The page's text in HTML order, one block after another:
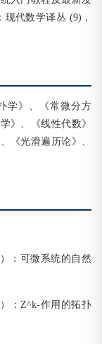
代数学译丛 (9)，
学》、《常微分方
》、《线性代数》
《光滑遍历论》、
：可微系统的自然
：Z^k-作用的拓扑